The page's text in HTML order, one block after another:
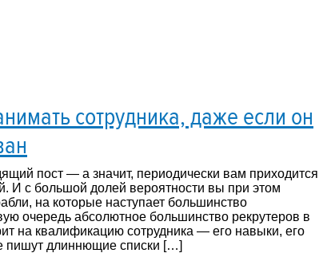
сотрудника, даже если он
пост — а значит, периодически вам приходится
И с большой долей вероятности вы при этом
на которые наступает большинство
очередь абсолютное большинство рекрутеров в
на квалификацию сотрудника — его навыки, его
пишут длиннющие списки […]